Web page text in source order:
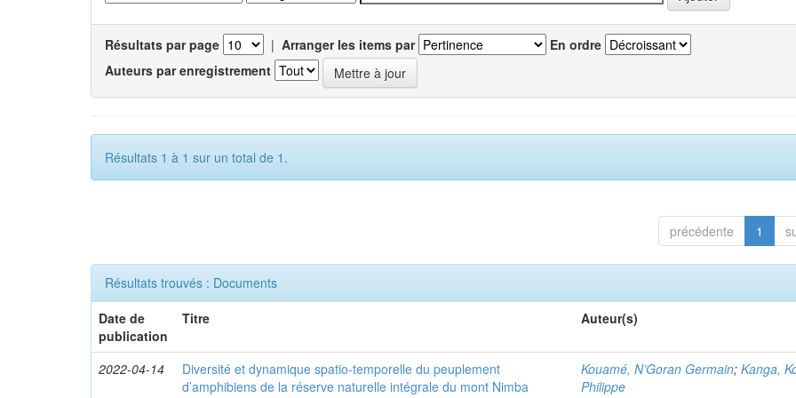
Résultats par page | Arranger les items par
En ordre
Auteurs par enregistrement
Résultats 1 à 1 sur un total de 1.
précédente 1
Résultats trouvés : Documents
Date de
publication
Titre Auteur(s)
2022-04-14
Diversité et dynamique spatio-temporelle du peuplement
d’amphibiens de la réserve naturelle intégrale du mont Nimba
Kouamé, N’Goran Germain;Kanga,
Philippe